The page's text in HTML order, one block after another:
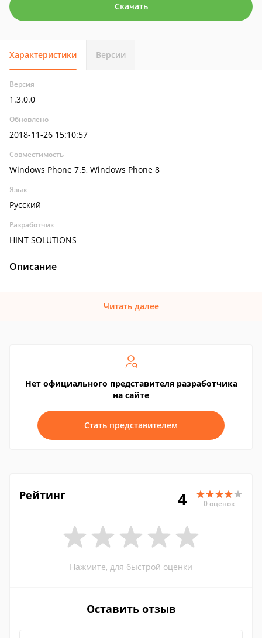
Скачать
Характеристики Версии
Версия
1.3.0.0
Обновлено
2018-11-26 15:10:57
Совместимость
Windows Phone 7.5, Windows Phone 8
Язык
Русский
Разработчик
HINT SOLUTIONS
Описание
Читать далее
Нет официального представителя разработчика
на сайте
Стать представителем
Рейтинг 4 0 оценок
Нажмите, для быстрой оценки
Оставить отзыв